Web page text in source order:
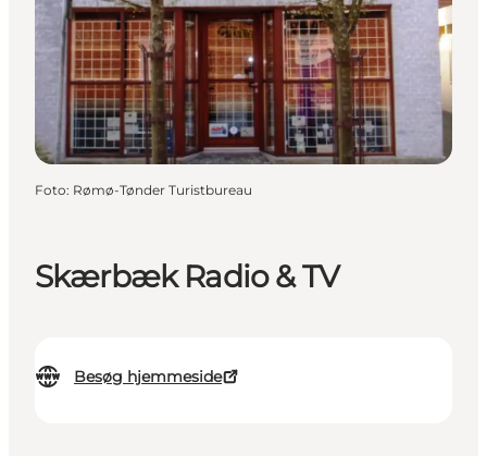
Overnatning
Planlæg din ferie
Booking
Skærbæk Radio & TV
Besøg hjemmeside
Foto: Rømø-Tønder Turistbureau